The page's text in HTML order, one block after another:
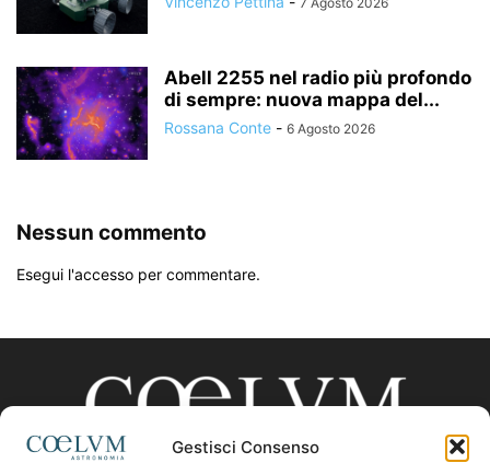
Gestisci Consenso
Abell 2255 nel radio più profondo
di sempre: nuova mappa del...
Rossana Conte - 6 Agosto 2026
Nessun commento
Esegui l'accesso per commentare.